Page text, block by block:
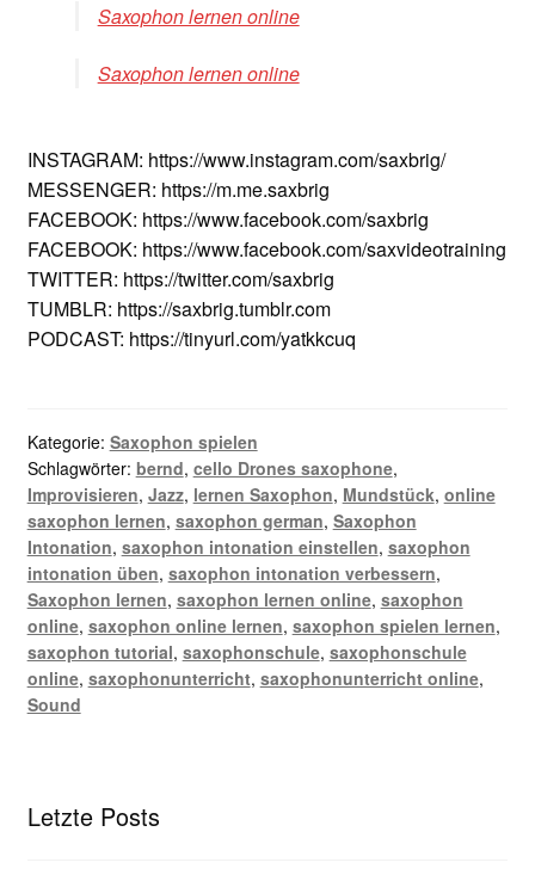
Saxophon lernen online
Saxophon lernen online
INSTAGRAM: https://www.instagram.com/saxbrig/
MESSENGER: https://m.me.saxbrig
FACEBOOK: https://www.facebook.com/saxbrig
FACEBOOK: https://www.facebook.com/saxvideotraining
TWITTER: https://twitter.com/saxbrig
TUMBLR: https://saxbrig.tumblr.com
PODCAST: https://tinyurl.com/yatkkcuq
Kategorie: Saxophon spielen
Schlagwörter: bernd, cello Drones saxophone,
Improvisieren, Jazz, lernen Saxophon, Mundstück, online
saxophon lernen, saxophon german, Saxophon
Intonation, saxophon intonation einstellen, saxophon
intonation üben, saxophon intonation verbessern,
Saxophon lernen, saxophon lernen online, saxophon
online, saxophon online lernen, saxophon spielen lernen,
saxophon tutorial, saxophonschule, saxophonschule
online, saxophonunterricht, saxophonunterricht online,
Sound
Letzte Posts